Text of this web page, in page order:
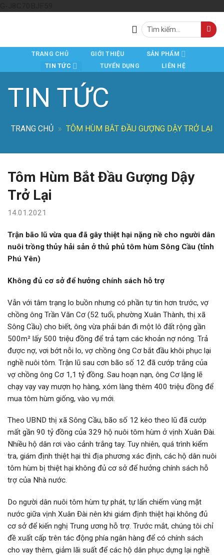
Tìm
kiếm:
TRANG CHỦ GIỚI THIỆU
SẢN PHẨM
TIN TỨC
TUYỂN DỤNG LIÊN HỆ
TIN TỨC
TRANG CHỦ » TÔM HÙM BẮT ĐẦU GƯỢNG DẬY TRỞ LẠI
Tôm Hùm Bắt Đầu Gượng Dậy
Trở Lại
14.01.2021
Trận bão lũ vừa qua đã gây thiệt hại nặng nề cho người dân
nuôi trồng thủy hải sản ở thủ phủ tôm hùm Sông Cầu (tỉnh
Phú Yên)
Không đủ cơ sở để hưởng chính sách hỗ trợ
Vẫn với tâm trạng lo buồn nhưng có phần tự tin hơn trước, vợ
chồng ông Trần Văn Cơ (52 tuổi, phường Xuân Thành, thị xã
Sông Cầu) cho biết, ông vừa phải bán đi một lô đất rộng gần
500m² lấy 500 triệu đồng để trả tạm các khoản nợ nóng. Trả
được nợ, vơi bớt nỗi lo, vợ chồng ông Cơ bắt đầu khôi phục lại
nghề nuôi tôm. Trận lũ sau cơn bão số 12 đã cướp trắng của
vợ chồng ông Cơ 1,1 tỷ đồng. Sau hoạn nạn, ông Cơ lặng lẽ
chạy vạy vay mượn họ hàng, xóm làng thêm 400 triệu đồng để
mua tôm hùm giống, vào vụ mới.
Theo UBND thị xã Sông Cầu, bão số 12 kéo theo lũ đã cướp
mất gần 90 tỷ đồng của 329 hộ nuôi tôm hùm ở vịnh Xuân Đài.
Nhiều hộ dân rơi vào cảnh trắng tay. Tuy nhiên, quá trình kiểm
tra, giám định thiệt hại thì địa phương xác định, các hộ dân nuôi
tôm hùm bị thiệt hại không đủ cơ sở để hưởng chính sách hỗ
trợ của Nhà nước.
Do người dân nuôi tôm hùm tự phát, tự lấn chiếm vùng mặt
nước giữa vịnh Xuân Đài nên khi giám định thiệt hại không đủ
cơ sở để kiến nghị Trung ương hỗ trợ. Trước mắt, chúng tôi chỉ
đề xuất cấp trên tác động phía ngân hàng để có chính sách
cho vay thêm, giảm lãi suất để các hộ dân phục dựng lại nghề